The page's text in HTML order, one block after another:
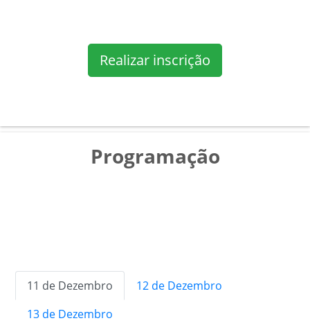
Realizar inscrição
Programação
11 de Dezembro
12 de Dezembro
13 de Dezembro